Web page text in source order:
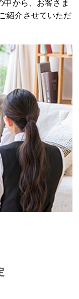
さい。
中から、お客さま
紹介させていただ